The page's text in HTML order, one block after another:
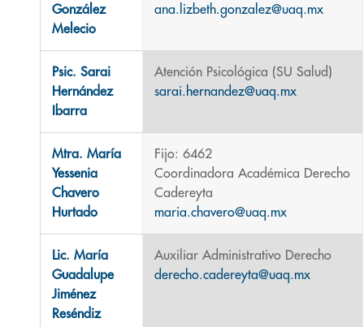
González
Melecio
ana.lizbeth.gonzalez@uaq.mx
Psic. Sarai
Hernández
Ibarra
Atención Psicológica (SU Salud)
sarai.hernandez@uaq.mx
Mtra. María
Yessenia
Chavero
Hurtado
Fijo: 6462
Coordinadora Académica Derecho
Cadereyta
maria.chavero@uaq.mx
Lic. María
Guadalupe
Jiménez
Reséndiz
Auxiliar Administrativo Derecho
derecho.cadereyta@uaq.mx